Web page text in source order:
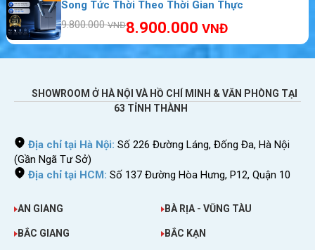
Bộ phát wifi 3G/4G Tp-Link M7310 kết nối 10 máy một lú c
Bộ phát wifi USB 3G ZTE MF70 Phát Wifi 10 Thiết Bị
Bộ Phát Wifi 4G CPE ZR300 – Tốc Độ 300 Mbps, Có 4
Song Tức Thời Theo Thời Gian Thực
9.800.000VNĐ8.900.000 VNĐ
SHOWROOM Ở HÀ NỘI VÀ HỒ CHÍ MINH & VĂN PHÒNG TẠI
63 TỈNH THÀNH
Địa chỉ tại Hà Nội: Số 226 Đường Láng, Đống Đa, Hà Nội
(Gần Ngã Tư Sở)
Địa chỉ tại HCM: Số 137 Đường Hòa Hưng, P12, Quận 10
AN GIANG BÀ RỊA - VŨNG TÀU
BẮC GIANG BẮC KẠN